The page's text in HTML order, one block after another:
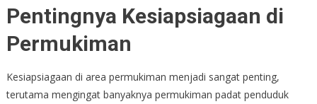
Pentingnya Kesiapsiagaan di
Permukiman
Kesiapsiagaan di area permukiman menjadi sangat penting,
terutama mengingat banyaknya permukiman padat penduduk